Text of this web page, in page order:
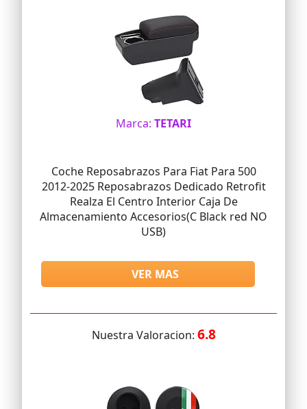
Marca: TETARI
Coche Reposabrazos Para Fiat Para 500
2012-2025 Reposabrazos Dedicado Retrofit
Realza El Centro Interior Caja De
Almacenamiento Accesorios(C Black red NO
USB)
VER MAS
Nuestra Valoracion: 6.8